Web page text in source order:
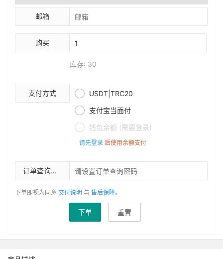
邮箱
购买
库存: 30
支付方式  USDT|TRC20
 支付宝当面付
 钱包余额 (需要登录)
请先登录 后使用余额支付
订单查询密码
下单即视为同意 交付说明 与 售后保障。
下单 重置